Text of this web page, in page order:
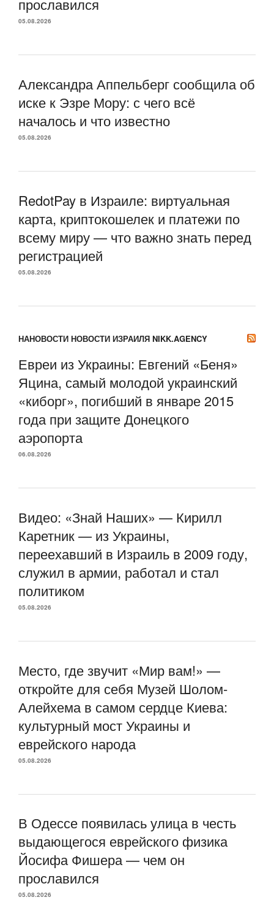
прославился
05.08.2026
Александра Аппельберг сообщила об
иске к Эзре Мору: с чего всё
началось и что известно
05.08.2026
RedotPay в Израиле: виртуальная
карта, криптокошелек и платежи по
всему миру — что важно знать перед
регистрацией
05.08.2026
НАНОВОСТИ НОВОСТИ ИЗРАИЛЯ NIKK.AGENCY
Евреи из Украины: Евгений «Беня»
Яцина, самый молодой украинский
«киборг», погибший в январе 2015
года при защите Донецкого
аэропорта
06.08.2026
Видео: «Знай Наших» — Кирилл
Каретник — из Украины,
переехавший в Израиль в 2009 году,
служил в армии, работал и стал
политиком
05.08.2026
Место, где звучит «Мир вам!» —
откройте для себя Музей Шолом-
Алейхема в самом сердце Киева:
культурный мост Украины и
еврейского народа
05.08.2026
В Одессе появилась улица в честь
выдающегося еврейского физика
Йосифа Фишера — чем он
прославился
05.08.2026